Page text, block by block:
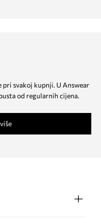
svakoj kupnji. U Answear
od regularnih cijena.